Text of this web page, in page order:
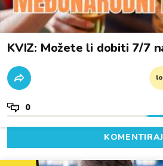
KVIZ: Možete li dobiti 7/7
0
KOMENTIRAJ